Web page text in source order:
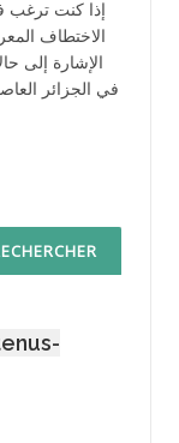
إذا كنت
الاختطاف
الإشارة إلى